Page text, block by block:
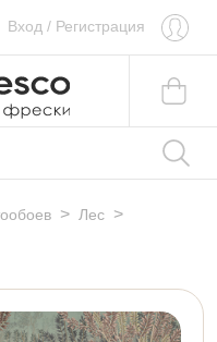
Вход / Регистрация
> Лес >